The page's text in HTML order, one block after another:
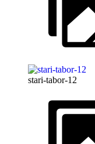
stari-tabor-12